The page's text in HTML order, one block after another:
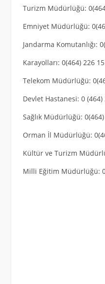
Turizm Müdürlüğü:
Emniyet Müdürlüğü:
Jandarma Komutanlığı:
Karayolları: 0(464) 226 15
Telekom Müdürlüğü:
Devlet Hastanesi: 0 (464)
Sağlık Müdürlüğü: 0(464)
Orman İl Müdürlüğü:
Kültür ve Turizm
Milli Eğitim Müdürlüğü: